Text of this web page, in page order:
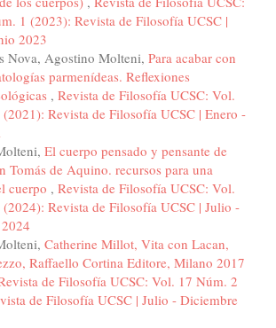
1 (2023): Revista de Filosofía UCSC |
2023
Nova, Agostino Molteni, Para acabar con
parmenídeas. Reflexiones
, Revista de Filosofía UCSC: Vol.
Revista de Filosofía UCSC | Enero -
El cuerpo pensado y pensante de
Tomás de Aquino. recursos para una
cuerpo , Revista de Filosofía UCSC: Vol.
Revista de Filosofía UCSC | Julio -
Catherine Millot, Vita con Lacan,
Raffaello Cortina Editore, Milano 2017
de Filosofía UCSC: Vol. 17 Núm. 2
de Filosofía UCSC | Julio - Diciembre